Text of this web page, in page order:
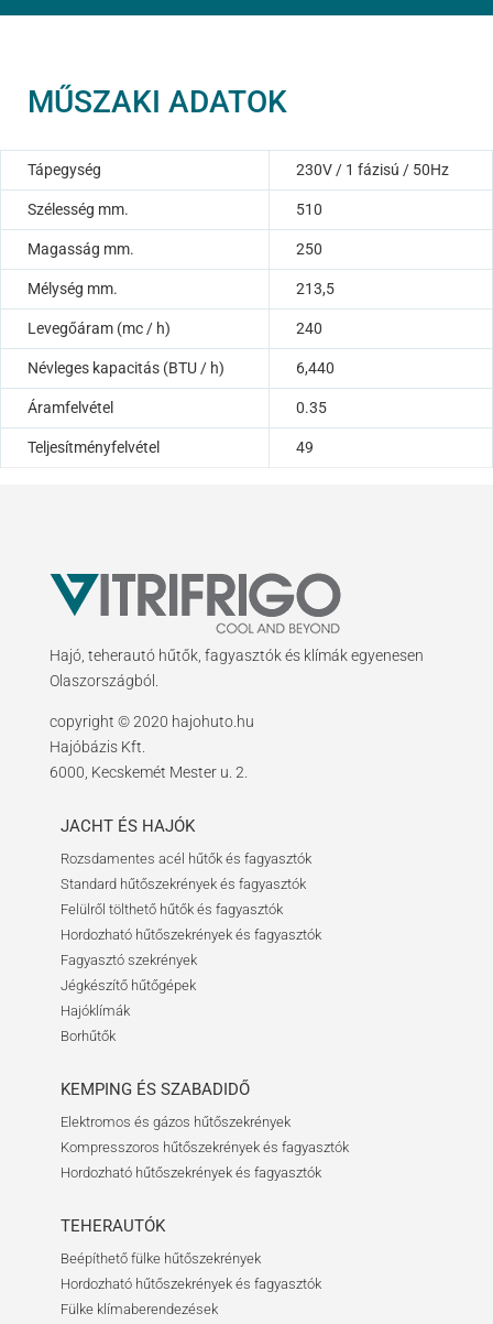
MŰSZAKI ADATOK
Tápegység 230V / 1 fázisú / 50Hz
Szélesség mm. 510
Magasság mm. 250
Mélység mm. 213,5
Levegőáram (mc / h) 240
Névleges kapacitás (BTU / h) 6,440
Áramfelvétel 0.35
Teljesítményfelvétel 49
Hajó, teherautó hűtők, fagyasztók és klímák egyenesen
Olaszországból.
copyright © 2020 hajohuto.hu
Hajóbázis Kft.
6000, Kecskemét Mester u. 2.
JACHT ÉS HAJÓK
Rozsdamentes acél hűtők és fagyasztók
Standard hűtőszekrények és fagyasztók
Felülről tölthető hűtők és fagyasztók
Hordozható hűtőszekrények és fagyasztók
Fagyasztó szekrények
Jégkészítő hűtőgépek
Hajóklímák
Borhűtők
KEMPING ÉS SZABADIDŐ
Elektromos és gázos hűtőszekrények
Kompresszoros hűtőszekrények és fagyasztók
Hordozható hűtőszekrények és fagyasztók
TEHERAUTÓK
Beépíthető fülke hűtőszekrények
Hordozható hűtőszekrények és fagyasztók
Fülke klímaberendezések